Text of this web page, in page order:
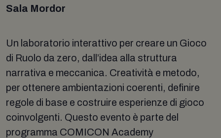
Sala Mordor
Un laboratorio interattivo per creare un Gioco
di Ruolo da zero, dall’idea alla struttura
narrativa e meccanica. Creatività e metodo,
per ottenere ambientazioni coerenti, definire
regole di base e costruire esperienze di gioco
coinvolgenti. Questo evento è parte del
programma COMICON Academy